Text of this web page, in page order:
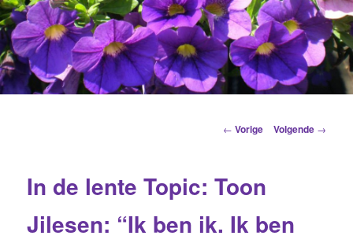
Berichtnavigatie
← Vorige Volgende →
In de lente Topic: Toon
Jilesen: “Ik ben ik. Ik ben